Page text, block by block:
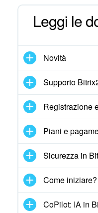
Leggi le
Novità
Supporto
Registrazione
Piani e
Sicurezza in
Come iniziare?
CoPilot: IA in